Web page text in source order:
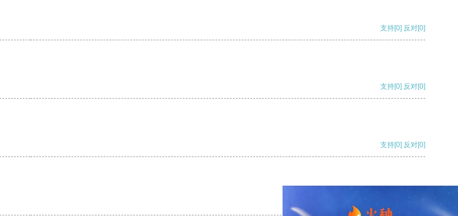
支持[0] 反对[0]
支持[0] 反对[0]
支持[0] 反对[0]